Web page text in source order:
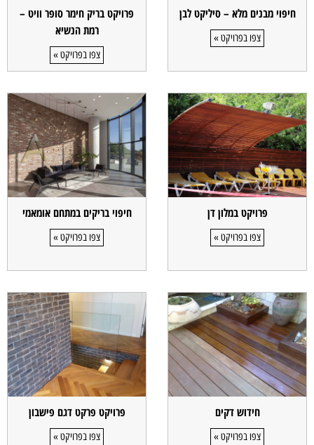
חיפוי מבנים מלא – סיליקט לבן
צפו בפרויקט »
פרויקט בריק חימר סופר וויט –
רמת הנשיא
צפו בפרויקט »
פרויקט במלון דן
צפו בפרויקט »
חיפוי בריקים במתחם אומאמי
צפו בפרויקט »
חידוש דקים
צפו בפרויקט »
פרויקט פרקט דגם פישבון
צפו בפרויקט »